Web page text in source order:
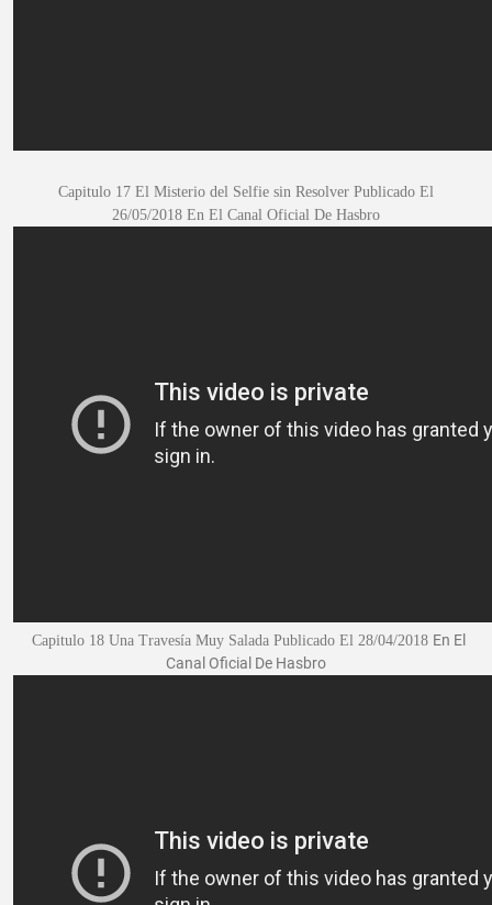
Capitulo 17 El Misterio del Selfie sin Resolver Publicado El
26/05/2018 En El Canal Oficial De Hasbro
Capitulo 18 Una Travesía Muy Salada Publicado El 28/04/2018 En El
Canal Oficial De Hasbro